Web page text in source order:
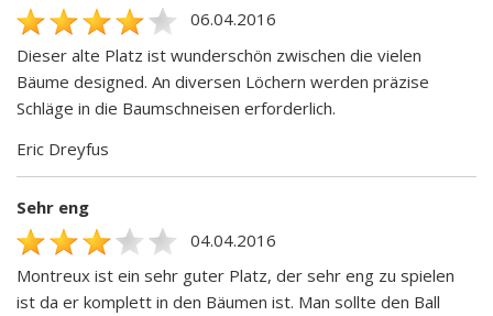
06.04.2016
Dieser alte Platz ist wunderschön zwischen die vielen
Bäume designed. An diversen Löchern werden präzise
Schläge in die Baumschneisen erforderlich.
Eric Dreyfus
Sehr eng
04.04.2016
Montreux ist ein sehr guter Platz, der sehr eng zu spielen
ist da er komplett in den Bäumen ist. Man sollte den Ball